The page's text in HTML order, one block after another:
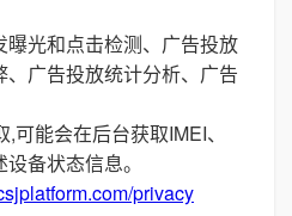
光和点击检测、广告投放
广告投放统计分析、广告
能会在后台获取IMEI、
备状态信息。
privacy